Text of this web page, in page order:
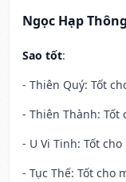
Ngọc Hạp
Sao tốt:
- Thiên Quý: Tốt
- Thiên Thành: Tốt
- U Vi Tinh: Tốt cho
- Tục Thế: Tốt cho